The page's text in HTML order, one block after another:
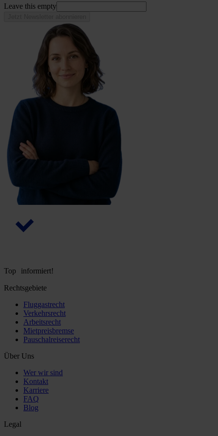
Leave this empty
Top informiert!
Rechtsgebiete
Fluggastrecht
Verkehrsrecht
Arbeitsrecht
Mietpreisbremse
Pauschalreiserecht
Über Uns
Wer wir sind
Kontakt
Karriere
FAQ
Blog
Legal